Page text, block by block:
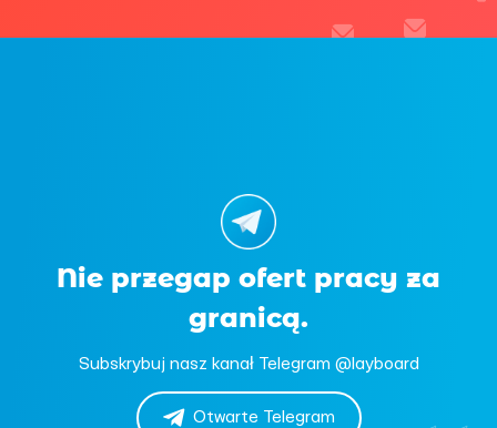
Nie przegap ofert pracy za
granicą.
Subskrybuj nasz kanał Telegram @layboard
Otwarte Telegram